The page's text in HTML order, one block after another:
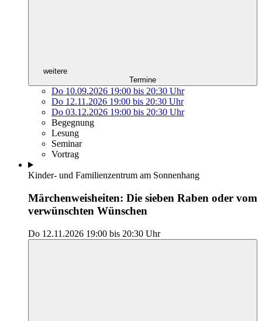
weitere
Termine
Do 10.09.2026 19:00 bis 20:30 Uhr
Do 12.11.2026 19:00 bis 20:30 Uhr
Do 03.12.2026 19:00 bis 20:30 Uhr
Begegnung
Lesung
Seminar
Vortrag
Kinder- und Familienzentrum am Sonnenhang
Märchenweisheiten: Die sieben Raben oder vom
verwünschten Wünschen
Do 12.11.2026 19:00 bis 20:30 Uhr